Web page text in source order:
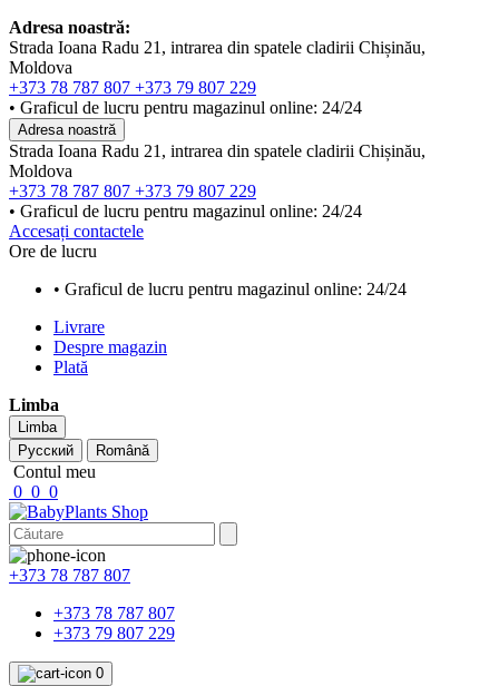
Adresa noastră:
Strada Ioana Radu 21, intrarea din spatele cladirii Chișinău,
Moldova
+373 78 787 807 +373 79 807 229
• Graficul de lucru pentru magazinul online: 24/24
Adresa noastră
Strada Ioana Radu 21, intrarea din spatele cladirii Chișinău,
Moldova
+373 78 787 807 +373 79 807 229
• Graficul de lucru pentru magazinul online: 24/24
Accesați contactele
Ore de lucru
• Graficul de lucru pentru magazinul online: 24/24
Livrare
Despre magazin
Plată
Limba
Limba
Русский
Română
Contul meu
0 0 0
+373 78 787 807
+373 78 787 807
+373 79 807 229
0